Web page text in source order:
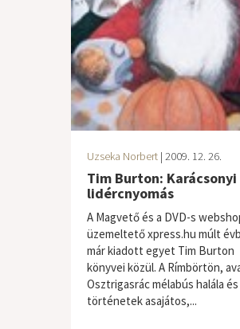
Uzseka Norbert | 2009. 12. 26.
Tim Burton: Karácsonyi
lidércnyomás
A Magvető és a DVD-s
üzemeltető xpress.hu múlt
már kiadott egyet Tim Burton
könyvei közül. A Rímbörtön,
Osztrigasrác mélabús halála és
történetek asajátos,...